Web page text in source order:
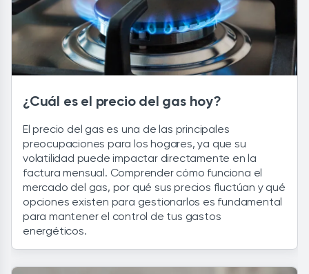
¿Cuál es el precio del gas hoy?
El precio del gas es una de las principales
preocupaciones para los hogares, ya que su
volatilidad puede impactar directamente en la
factura mensual. Comprender cómo funciona el
mercado del gas, por qué sus precios fluctúan y qué
opciones existen para gestionarlos es fundamental
para mantener el control de tus gastos
energéticos.